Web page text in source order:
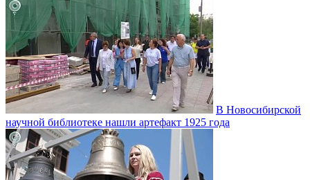
В Новосибирской
научной библиотеке нашли артефакт 1925 года